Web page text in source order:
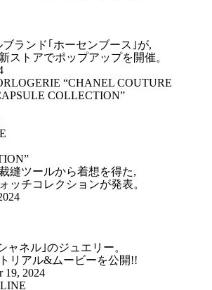
ランド｢ホーセンブース｣が,
ストアでポップアップを開催。
縫ツールから着想を得た,
ッチコレクションが発表。
ャネル｣のジュエリー。
リアル&ムービーを公開!!
19, 2024